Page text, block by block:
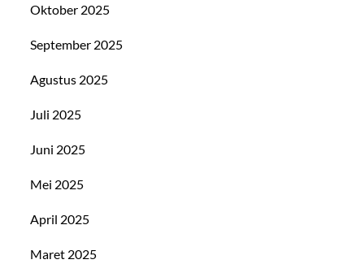
Oktober 2025
September 2025
Agustus 2025
Juli 2025
Juni 2025
Mei 2025
April 2025
Maret 2025